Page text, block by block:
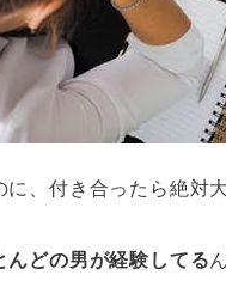
に、付き合ったら絶対
んどの男が経験してる